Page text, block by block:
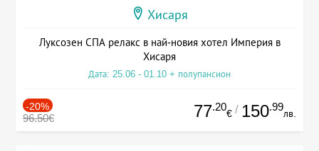
Хисаря
Луксозен СПА релакс в най-новия хотел Империя в
Хисаря
Дата: 25.06 - 01.10 + полупансион
-20%
96.50€ 77.20
€ / 150.99
лв.